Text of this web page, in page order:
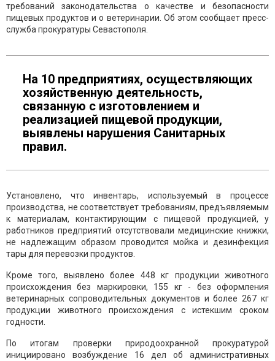
требований законодательства о качестве и безопасности
пищевых продуктов и о ветеринарии. Об этом сообщает пресс-
служба прокуратуры Севастополя.
На 10 предприятиях, осуществляющих
хозяйственную деятельность,
связанную с изготовлением и
реализацией пищевой продукции,
выявлены нарушения Санитарных
правил.
Установлено, что инвентарь, используемый в процессе
производства, не соответствует требованиям, предъявляемым
к материалам, контактирующим с пищевой продукцией, у
работников предприятий отсутствовали медицинские книжки,
не надлежащим образом проводится мойка и дезинфекция
тары для перевозки продуктов.
Кроме того, выявлено более 448 кг продукции животного
происхождения без маркировки, 155 кг - без оформления
ветеринарных сопроводительных документов и более 267 кг
продукции животного происхождения с истекшим сроком
годности.
По итогам проверки природоохранной прокуратурой
инициировано возбуждение 16 дел об административных